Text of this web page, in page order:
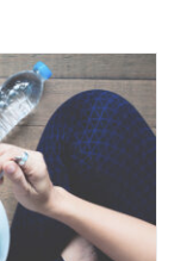
vežbanja?